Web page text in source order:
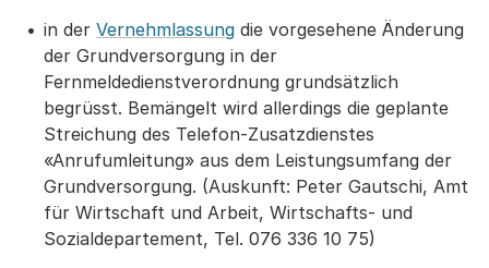
in der Vernehmlassung die vorgesehene Änderung
der Grundversorgung in der
Fernmeldedienstverordnung grundsätzlich
begrüsst. Bemängelt wird allerdings die geplante
Streichung des Telefon-Zusatzdienstes
«Anrufumleitung» aus dem Leistungsumfang der
Grundversorgung. (Auskunft: Peter Gautschi, Amt
für Wirtschaft und Arbeit, Wirtschafts- und
Sozialdepartement, Tel. 076 336 10 75)